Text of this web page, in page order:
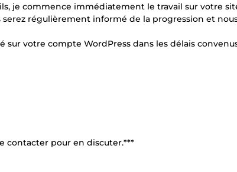
je commence immédiatement le travail sur votre
régulièrement informé de la progression et
votre compte WordPress dans les délais
contacter pour en discuter.***